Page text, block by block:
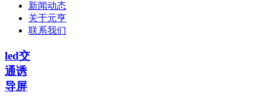
新闻动态
关于元亨
联系我们
led交
通诱
导屏